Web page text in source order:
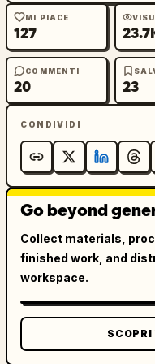
MI PIACE
127
COMMENTI
20 23
CONDIVIDI
Go beyond
Collect materials,
finished work, and
workspace.
SCOPRI